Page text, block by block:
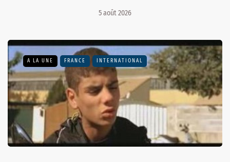
5 août 2026
A LA UNE FRANCE INTERNATIONAL